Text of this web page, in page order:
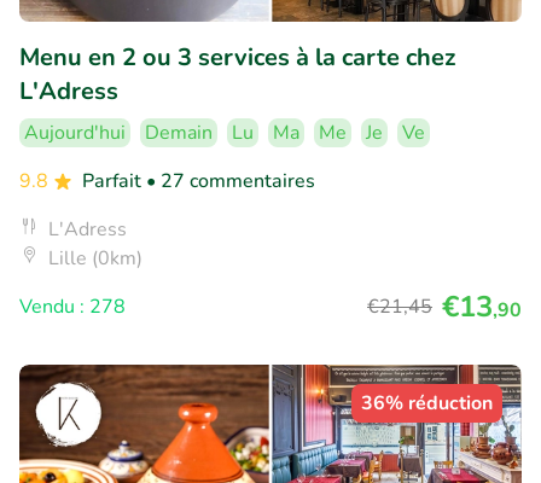
Menu en 2 ou 3 services à la carte chez
L'Adress
Aujourd'hui Demain Lu Ma Me Je
Ve
9.8
Parfait • 27 commentaires
L'Adress
Lille (0km)
Vendu : 278
€21,45 €13,90
36% réduction